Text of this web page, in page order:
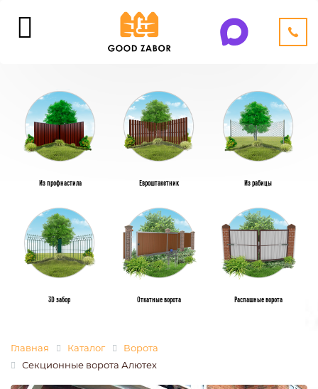
Из профнастила Евроштакетник Из рабицы
3D забор Откатные ворота Распашные ворота
Главная Каталог
Ворота
Секционные ворота Алютех